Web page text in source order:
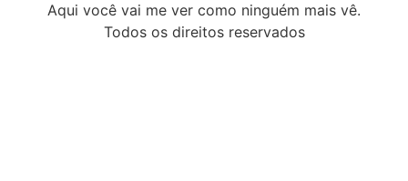
Aqui você vai me ver como ninguém mais vê.
Todos os direitos reservados